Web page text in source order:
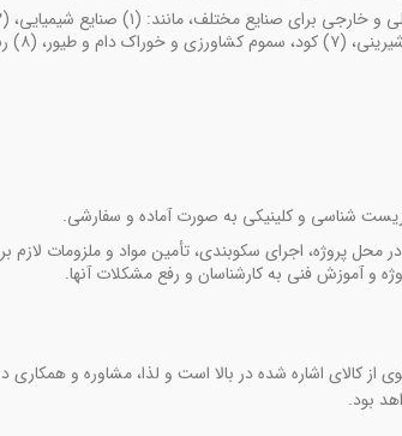
شناسی و کلینیکی به صورت آماده و سفارشی.
پروژه، اجرای سکوبندی، تأمین مواد و ملزومات لازم
و آموزش فنی به کارشناسان و رفع مشکلات آن­ها.
کالای اشاره شده در بالا است و لذا، مشاوره و همکاری
بود.